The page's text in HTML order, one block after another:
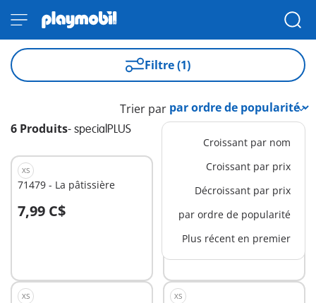
Filtre (1)
6 Produits- specialPLUS
Trier par
Croissant par nom
Croissant par prix
Décroissant par prix
par ordre de popularité
Plus récent en premier
XS
71479 - La pâtissière
7,99 C$
Au panier
71162 - Policier avec chien
de recherche
7,99 C$
Au panier
XS XS